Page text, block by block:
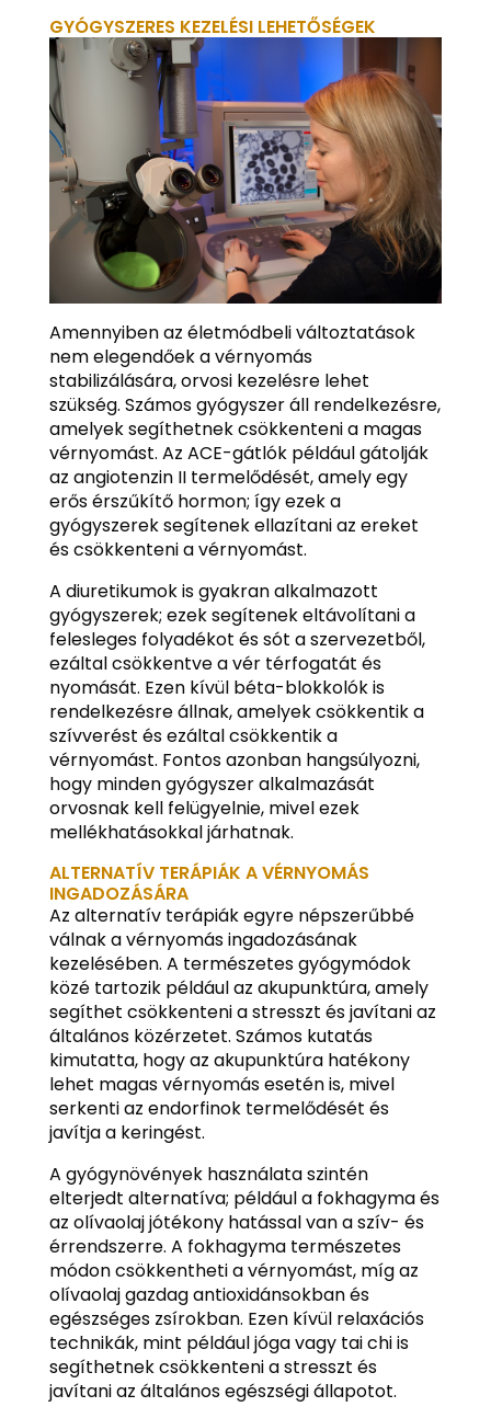
GYÓGYSZERES KEZELÉSI LEHETŐSÉGEK
Amennyiben az életmódbeli változtatások
nem elegendőek a vérnyomás
stabilizálására, orvosi kezelésre lehet
szükség. Számos gyógyszer áll rendelkezésre,
amelyek segíthetnek csökkenteni a magas
vérnyomást. Az ACE-gátlók például gátolják
az angiotenzin II termelődését, amely egy
erős érszűkítő hormon; így ezek a
gyógyszerek segítenek ellazítani az ereket
és csökkenteni a vérnyomást.
A diuretikumok is gyakran alkalmazott
gyógyszerek; ezek segítenek eltávolítani a
felesleges folyadékot és sót a szervezetből,
ezáltal csökkentve a vér térfogatát és
nyomását. Ezen kívül béta-blokkolók is
rendelkezésre állnak, amelyek csökkentik a
szívverést és ezáltal csökkentik a
vérnyomást. Fontos azonban hangsúlyozni,
hogy minden gyógyszer alkalmazását
orvosnak kell felügyelnie, mivel ezek
mellékhatásokkal járhatnak.
ALTERNATÍV TERÁPIÁK A VÉRNYOMÁS
INGADOZÁSÁRA
Az alternatív terápiák egyre népszerűbbé
válnak a vérnyomás ingadozásának
kezelésében. A természetes gyógymódok
közé tartozik például az akupunktúra, amely
segíthet csökkenteni a stresszt és javítani az
általános közérzetet. Számos kutatás
kimutatta, hogy az akupunktúra hatékony
lehet magas vérnyomás esetén is, mivel
serkenti az endorfinok termelődését és
javítja a keringést.
A gyógynövények használata szintén
elterjedt alternatíva; például a fokhagyma és
az olívaolaj jótékony hatással van a szív- és
érrendszerre. A fokhagyma természetes
módon csökkentheti a vérnyomást, míg az
olívaolaj gazdag antioxidánsokban és
egészséges zsírokban. Ezen kívül relaxációs
technikák, mint például jóga vagy tai chi is
segíthetnek csökkenteni a stresszt és
javítani az általános egészségi állapotot.